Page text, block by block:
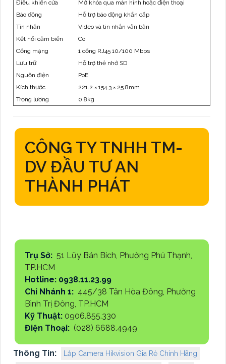
Điều khiển cửa
Mở khóa qua màn hình hoặc điện thoại
Báo động
Hỗ trợ báo động khẩn cấp
Tin nhắn
Video và tin nhắn văn bản
Kết nối cảm biến
Có
Cổng mạng
1 cổng RJ45 10/100 Mbps
Lưu trữ
Hỗ trợ thẻ nhớ SD
Nguồn điện
PoE
Kích thước
221.2 × 154.3 × 25.8mm
Trọng lượng
0.8kg
CÔNG TY TNHH TM-
DV ĐẦU TƯ AN
THÀNH PHÁT
Trụ Sở: 51 Lũy Bán Bích, Phường Phú Thạnh,
TP.HCM
Hotline: 0938.11.23.99
Chi Nhánh 1: 445/38 Tân Hòa Đông, Phường
Bình Trị Đông, TP.HCM
Kỹ Thuật: 0906.855.330
Điện Thoại: (028) 6688.4949
Thông Tin:
Lắp Camera Hikvision Gia Rẻ Chính Hãng